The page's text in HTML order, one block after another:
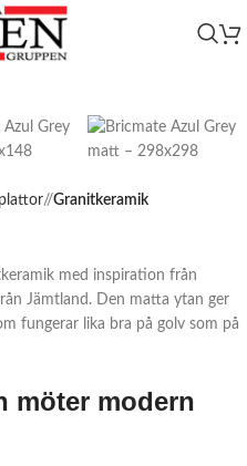
/ Granitkeramik
med inspiration från
Jämtland. Den matta ytan ger
fungerar lika bra på golv som på
möter modern